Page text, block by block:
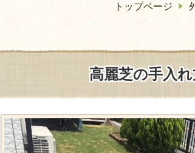
トップページ
高麗芝の手入